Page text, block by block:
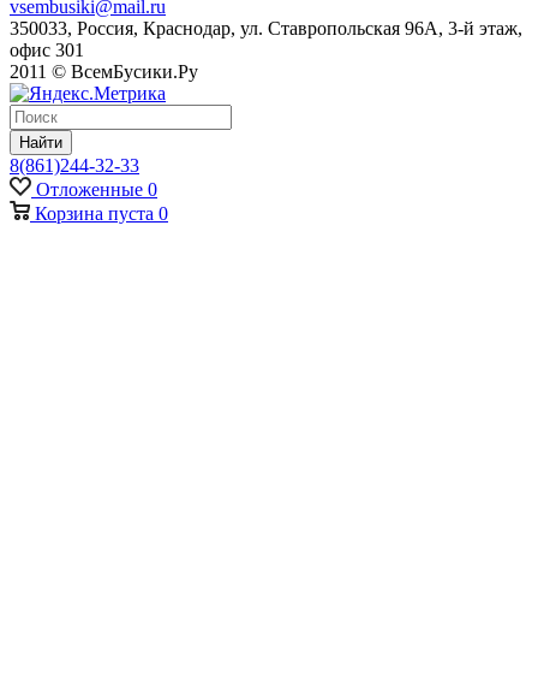
vsembusiki@mail.ru
350033, Россия, Краснодар, ул. Ставропольская 96А, 3-й этаж,
офис 301
2011 © ВсемБусики.Ру
Найти
8(861)244-32-33
Отложенные 0
Корзина пуста 0